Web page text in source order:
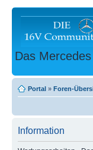
Das
Portal » Foren-
Information